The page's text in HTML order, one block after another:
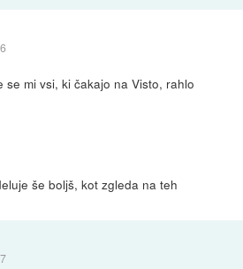
se mi vsi, ki čakajo na Visto, rahlo
še boljš, kot zgleda na teh